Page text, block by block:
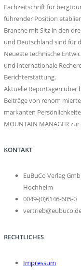
Fachzeitschrift für
führender Position
Branche mit Sitz in den
und Deutschland sind für
Neueste technische
und internationale
Berichterstattung.
Aktuelle Reportagen über
Beiträge von renom
markanten
MOUNTAIN MANAGER
KONTAKT
EuBuCo Verlag
Hochheim
0049-(0)6146-605-0
RECHTLICHES
Impressum